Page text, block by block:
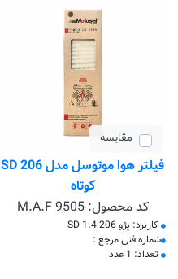
مقایسه
فیلتر هوا موتوسل مدل 206 SD
کوتاه
کد محصول:M.A.F 9505
کاربرد: پژو 206 SD 1.4
​شماره فنی مرجع :
تعداد: 1 عدد